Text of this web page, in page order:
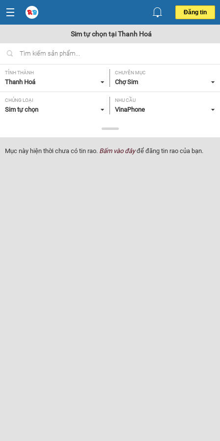
Đăng tin
Sim tự chọn tại Thanh Hoá
TỈNH THÀNH
Thanh Hoá
CHUYÊN MỤC
Chợ Sim
CHỦNG LOẠI
Sim tự chọn
NHU CẦU
VinaPhone
Tất cả
Mục này hiện thời chưa có tin rao. Bấm vào đâyđể đăng tin rao của bạn.